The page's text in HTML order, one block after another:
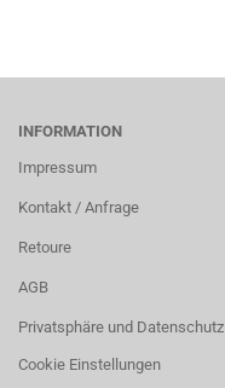
INFORMATION
Impressum
Kontakt / Anfrage
Retoure
AGB
Privatsphäre und Datenschutz
Cookie Einstellungen